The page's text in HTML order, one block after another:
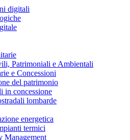
digitali
Patrimoniali e Ambientali
e Concessioni
del patrimonio
in concessione
lombarde
energetica
termici
Management